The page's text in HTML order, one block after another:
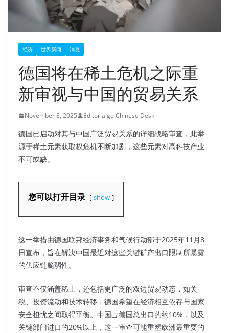
经济 世界新闻 消息
德国将在稀土危机之际重
新审视与中国的贸易关系
November 8, 2025 Editorialge Chinese Desk
德国已启动对其与中国广泛贸易关系的详细战略审查，此举
源于稀土元素获取权危机不断加剧，这些元素对高科技产业
不可或缺。
您可以打开目录 show
这一举措由德国联邦经济事务和气候行动部于2025年11月8
日宣布，旨在解决中国最近对这些关键矿产出口限制所暴露
的供应链脆弱性。
审查不仅涵盖稀土，还包括更广泛的双边贸易动态，如关
税、投资流动和技术转移，德国希望在经济相互依存与国家
安全担忧之间取得平衡。中国占德国总出口的约10%，以及
关键部门进口的20%以上，这一审查可能重塑欧洲最重要的